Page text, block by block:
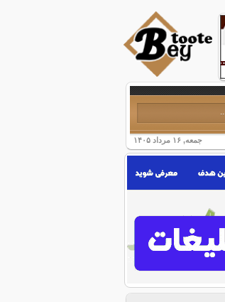
جمعه, ۱۶ مرداد ۱۴۰۵